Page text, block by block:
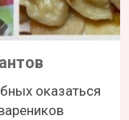
оказаться